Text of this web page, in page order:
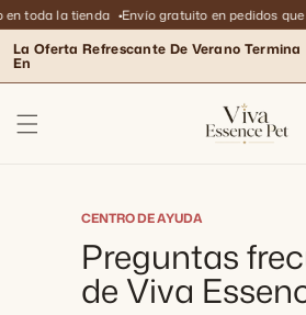
directamente
al contenido
toda la tienda Envío gratuito en pedidos que
La Oferta Refrescante De Verano Termina
En
CENTRO DE AYUDA
Preguntas
de Viva